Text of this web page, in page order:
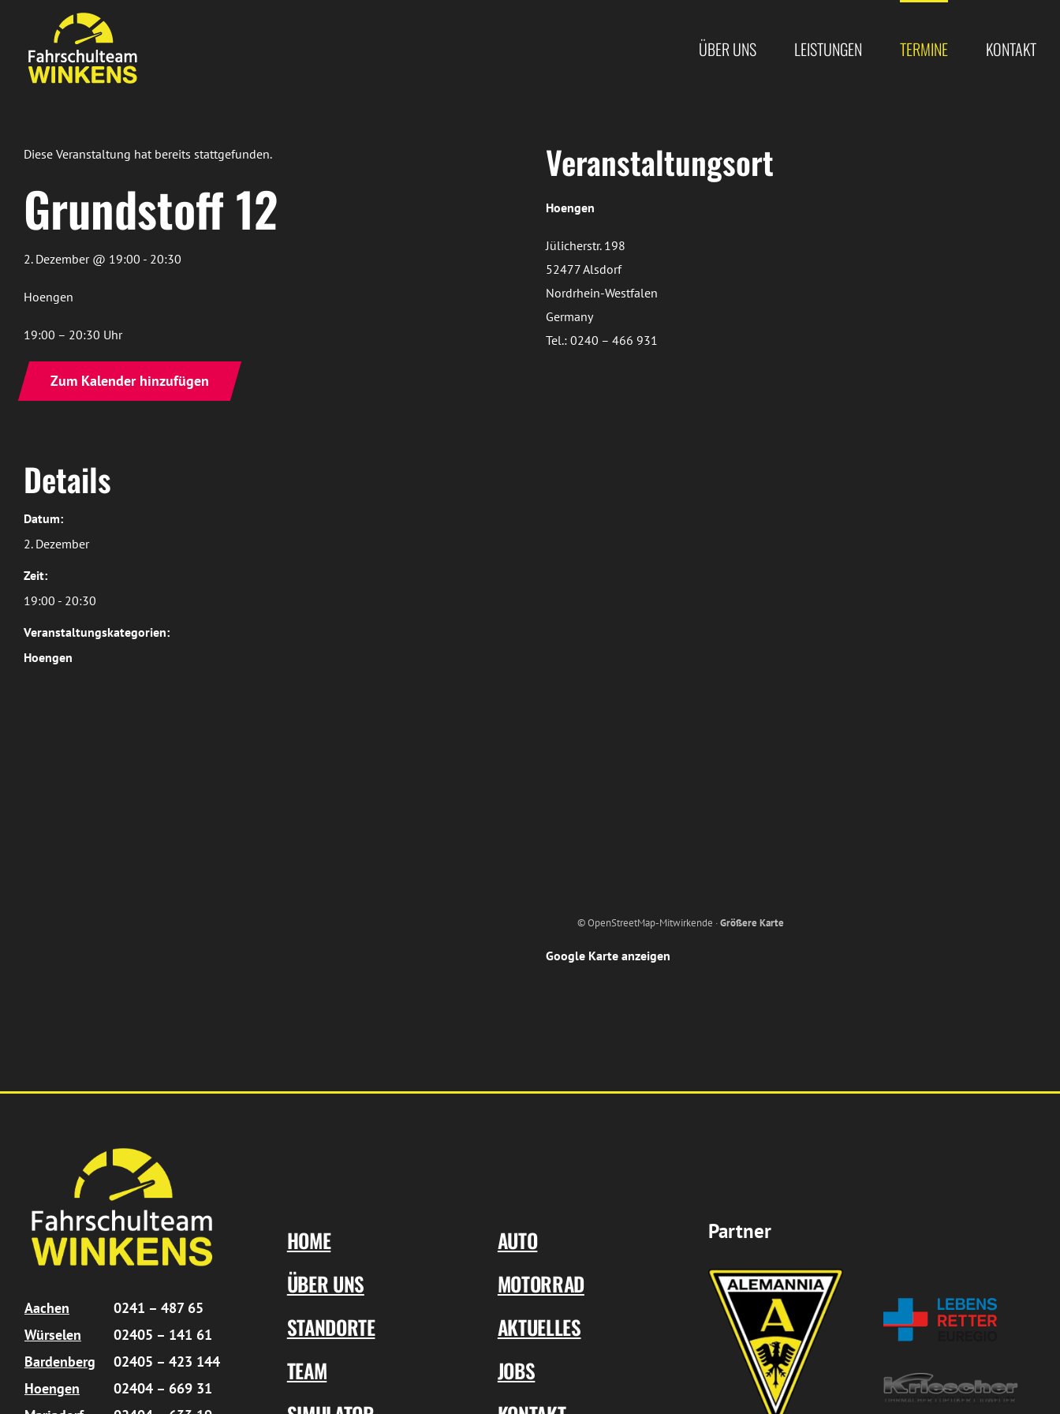
springen
ÜBER UNS LEISTUNGEN TERMINE KONTAKT
Diese Veranstaltung hat bereits stattgefunden.
Grundstoff 12
2. Dezember @ 19:00 - 20:30
Hoengen
19:00 – 20:30 Uhr
Zum Kalender hinzufügen
Details
Datum:
2. Dezember
Zeit:
19:00 - 20:30
Veranstaltungskategorien:
Hoengen
Veranstaltungsort
Hoengen
Jülicherstr. 198
52477 Alsdorf
Nordrhein-Westfalen
Germany
Tel.: 0240 – 466 931
© OpenStreetMap-Mitwirkende ·Größere Karte
Google Karte anzeigen
Aachen
0241 – 487 65
Würselen
02405 – 141 61
Bardenberg
02405 – 423 144
Hoengen
02404 – 669 31
HOME
ÜBER UNS
STANDORTE
TEAM
AUTO
MOTORRAD
AKTUELLES
JOBS
Partner